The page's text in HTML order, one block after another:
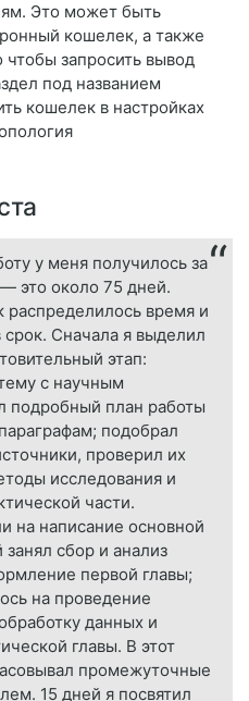
Это может быть
кошелек, а также
запросить вывод
под названием
кошелек в настройках
у меня получилось за
это около 75 дней.
распределилось время и
Сначала я выделил
этап:
с научным
подробный план работы
подобрал
проверил их
исследования и
части.
написание основной
сбор и анализ
первой главы;
на проведение
данных и
главы. В этот
промежуточные
15 дней я посвятил